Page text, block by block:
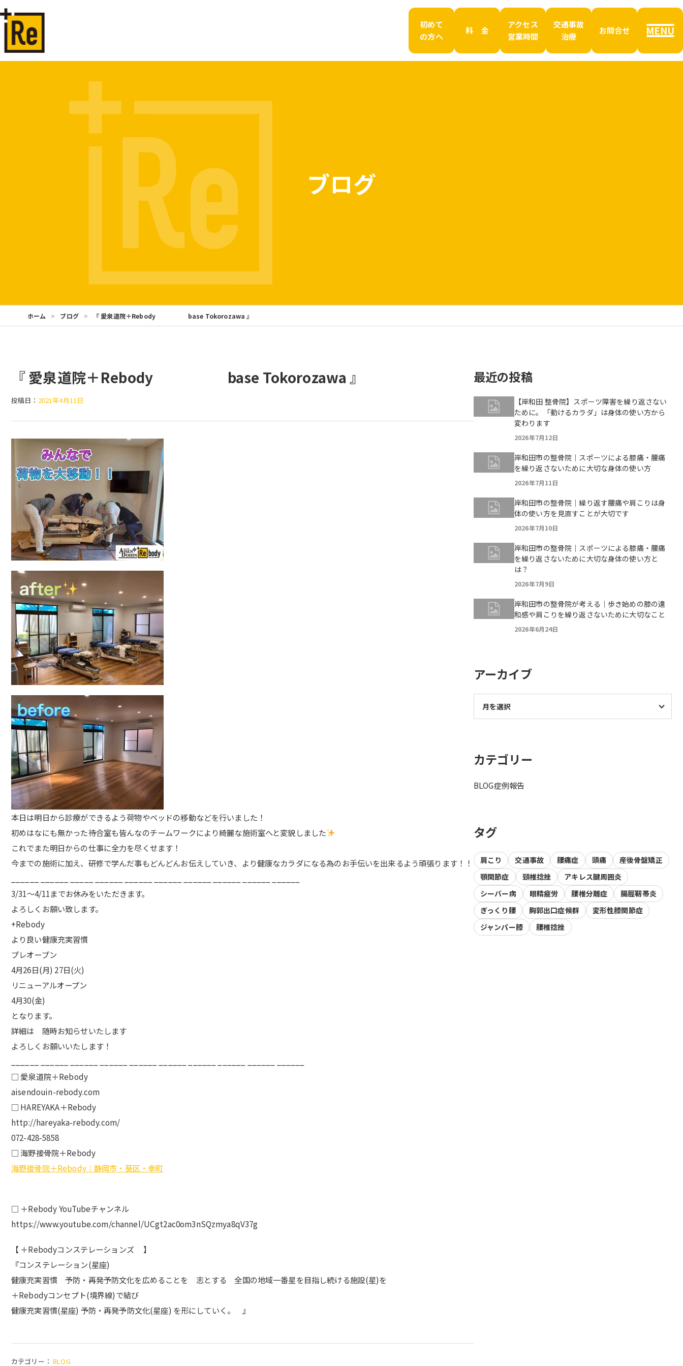
初めて
の方へ
料 金
アクセス
営業時間
交通事故
治療
お問合せ MENU
ブログ
ホーム ブログ 『 愛泉道院＋Rebody base Tokorozawa 』
『 愛泉道院＋Rebody base Tokorozawa 』
投稿日： 2021年4月11日
本日は明日から診療ができるよう荷物やベッドの移動などを行いました！
初めはなにも無かった待合室も皆んなのチームワークにより綺麗な施術室へと変貌しました
これでまた明日からの仕事に全力を尽くせます！
今までの施術に加え、研修で学んだ事もどんどんお伝えしていき、より健康なカラダになる為のお手伝いを出来るよう頑張ります！！
3/31〜4/11までお休みをいただきます。
よろしくお願い致します。
+Rebody
より良い健康充実習慣
プレオープン
4月26日(月) 27日(火)
リニューアルオープン
4月30(金)
となります。
詳細は 随時お知らせいたします
よろしくお願いいたします！
□ 愛泉道院＋Rebody
aisendouin-rebody.com
□ HAREYAKA＋Rebody
http://hareyaka-rebody.com/
072-428-5858
□ 海野接骨院＋Rebody
海野接骨院＋Rebody｜静岡市・葵区・幸町
□ ＋Rebody YouTubeチャンネル
https://www.youtube.com/channel/UCgt2ac0om3nSQzmya8qV37g
【 ＋Rebodyコンステレーションズ 】
『コンステレーション(星座)
健康充実習慣 予防・再発予防文化を広めることを 志とする 全国の地域一番星を目指し続ける施設(星)を
＋Rebodyコンセプト(境界線)で結び
健康充実習慣(星座) 予防・再発予防文化(星座) を形にしていく。 』
カテゴリー： BLOG
最近の投稿
【岸和田 整骨院】スポーツ障害を繰り返さない
ために。「動けるカラダ」は身体の使い方から
変わります
2026年7月12日
岸和田市の整骨院｜スポーツによる膝痛・腰痛
を繰り返さないために大切な身体の使い方
2026年7月11日
岸和田市の整骨院｜繰り返す腰痛や肩こりは身
体の使い方を見直すことが大切です
2026年7月10日
岸和田市の整骨院｜スポーツによる膝痛・腰痛
を繰り返さないために大切な身体の使い方と
は？
2026年7月9日
岸和田市の整骨院が考える｜歩き始めの膝の違
和感や肩こりを繰り返さないために大切なこと
2026年6月24日
アーカイブ
カテゴリー
BLOG症例報告
タグ
肩こり 交通事故 腰痛症 頭痛
産後骨盤矯正
顎関節症
頸椎捻挫
アキレス腱周囲炎
シーバー病
眼精疲労 腰椎分離症
腸脛靭帯炎
ぎっくり腰
胸郭出口症候群
変形性膝関節症
ジャンパー膝
腰椎捻挫